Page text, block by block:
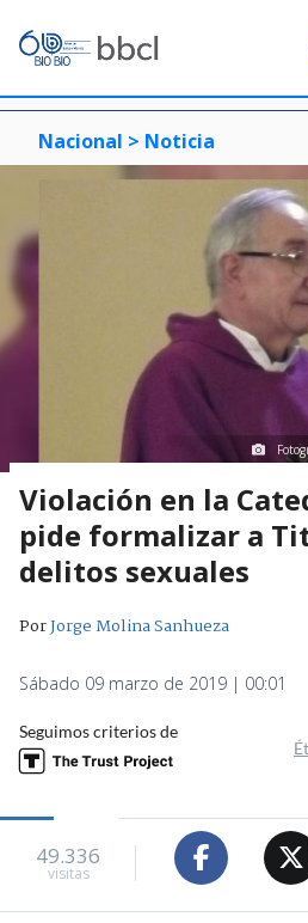
Nacional > Noticia
Violación en la
pide formalizar a
delitos sexuales
PorJorge Molina Sanhueza
Sábado 09 marzo de 2019 | 00:01
Seguimos criterios de
49.336
visitas